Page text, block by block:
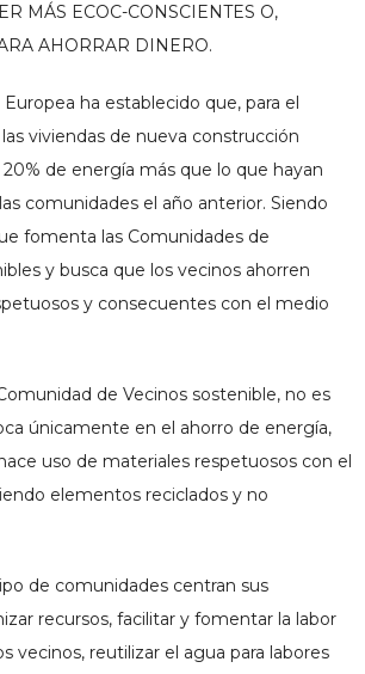
MÁS ECOC-CONSCIENTES O,
AHORRAR DINERO.
ha establecido que, para el
viviendas de nueva construcción
de energía más que lo que hayan
comunidades el año anterior. Siendo
fomenta las Comunidades de
y busca que los vecinos ahorren
y consecuentes con el medio
de Vecinos sostenible, no es
únicamente en el ahorro de energía,
uso de materiales respetuosos con el
elementos reciclados y no
de comunidades centran sus
recursos, facilitar y fomentar la labor
vecinos, reutilizar el agua para labores